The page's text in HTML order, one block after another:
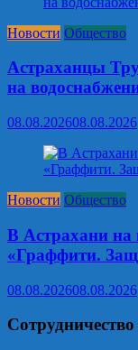
Новости Общество
Астраханцы
на
08.08.202608.08.2026
Новости Общество
В Астрахани
«Граффити.
08.08.202608.08.2026